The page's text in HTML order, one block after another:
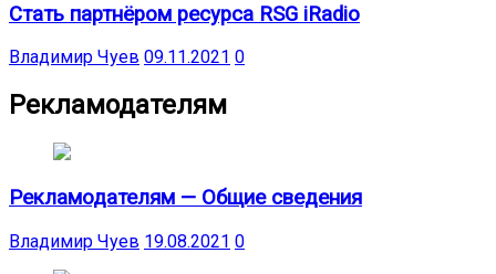
Стать партнёром ресурса RSG iRadio
Владимир Чуев 09.11.2021 0
Рекламодателям
Рекламодателям — Общие сведения
Владимир Чуев 19.08.2021 0